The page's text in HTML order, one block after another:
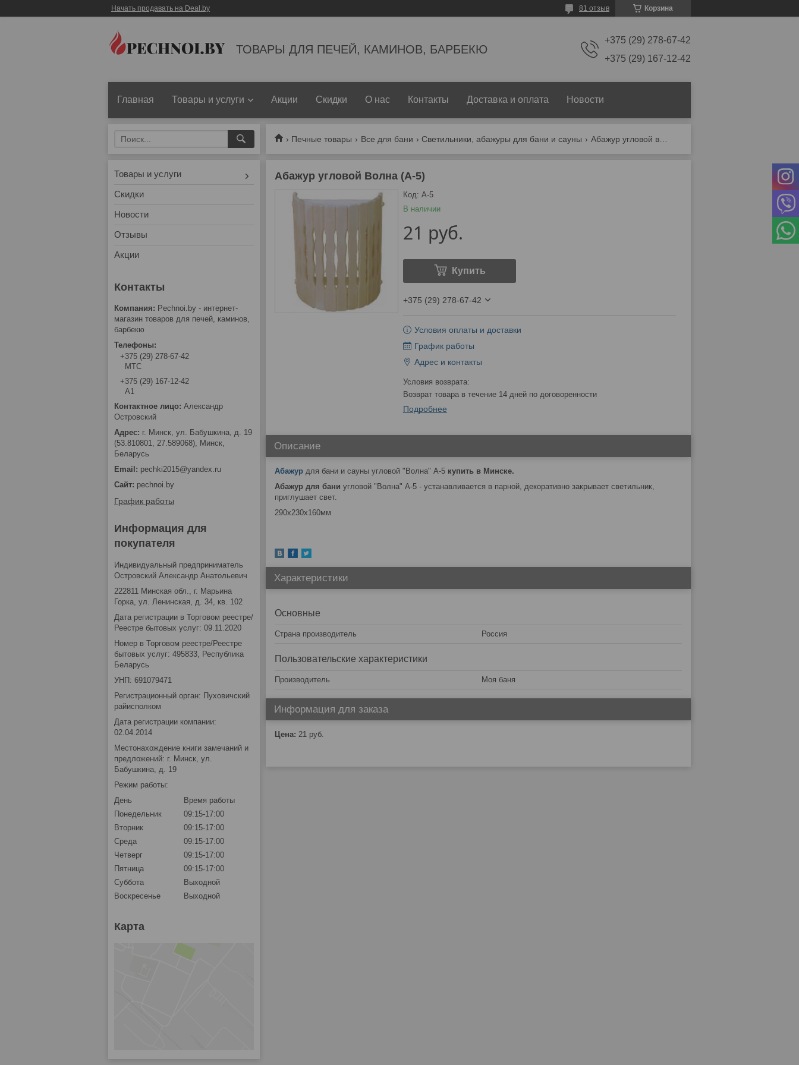
Начать продавать на Deal.by Корзина
81 отзыв
ТОВАРЫ ДЛЯ ПЕЧЕЙ, КАМИНОВ, БАРБЕКЮ
+375 (29) 278-67-42
+375 (29) 167-12-42
Главная Товары и услуги Акции Скидки О нас Контакты Доставка и оплата Новости
Печные товары Все для бани Светильники, абажуры для бани и сауны Абажур угловой волна (а-5)
Абажур угловой Волна (А-5)
В наличии
Код: А-5
21 руб.
Купить
+375 (29) 278-67-42
Условия оплаты и доставки
График работы
Адрес и контакты
возврат товара в течение 14 дней по договоренности
Подробнее
Описание
Абажур для бани и сауны угловой "Волна" А-5 купить в Минске.
Абажур для бани угловой "Волна" А-5 - устанавливается в парной, декоративно закрывает светильник,
приглушает свет.
290x230x160мм
Характеристики
Основные
Страна производитель Россия
Пользовательские характеристики
Производитель Моя баня
Информация для заказа
Цена: 21 руб.
Товары и услуги
Скидки
Новости
Отзывы
Акции
Pechnoi.by - интернет-
магазин товаров для печей, каминов,
барбекю
+375 (29) 278-67-42
МТС
+375 (29) 167-12-42
А1
Александр
Островский
г. Минск, ул. Бабушкина, д. 19
(53.810801, 27.589068), Минск,
Беларусь
pechki2015@yandex.ru
pechnoi.by
График работы
Информация для
покупателя
Индивидуальный предприниматель
Островский Александр Анатольевич
222811 Минская обл., г. Марьина
Горка, ул. Ленинская, д. 34, кв. 102
Дата регистрации в Торговом реестре/
Реестре бытовых услуг: 09.11.2020
Номер в Торговом реестре/Реестре
бытовых услуг: 495833, Республика
Беларусь
УНП: 691079471
Регистрационный орган: Пуховичский
райисполком
Дата регистрации компании:
02.04.2014
Местонахождение книги замечаний и
предложений: г. Минск, ул.
Бабушкина, д. 19
Режим работы:
День
Время работы
Понедельник
09:15-17:00
Вторник
09:15-17:00
Среда
09:15-17:00
Четверг
09:15-17:00
Пятница
09:15-17:00
Суббота
Выходной
Воскресенье
Выходной
Карта